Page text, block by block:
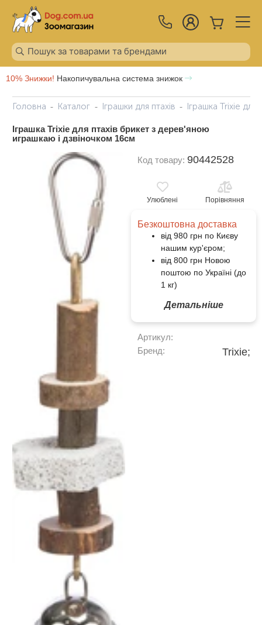
10% Знижки! Накопичувальна система знижок
Головна Каталог Іграшки для птахів Іграшка Trixie
Іграшка Trixie для птахів брикет з дерев'яною
играшкаю і дзвіночком 16см
Код товару: 90442528
Улюблені Порівняння
Безкоштовна доставка
від 980 грн по Києву
нашим кур'єром;
від 800 грн Новою
поштою по Україні (до
1 кг)
Детальніше
Артикул:
Бренд:
Trixie;